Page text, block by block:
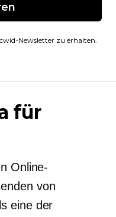
Newsletter zu erhalten.
für
Online-
von
eine der